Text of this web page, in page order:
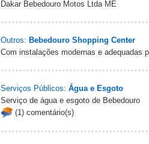
Dakar Bebedouro Motos Ltda ME
Outros: Bebedouro Shopping Center
Com instalações modernas e adequadas
Serviços Públicos: Água e Esgoto
Serviço de água e esgoto de Bebedouro
(1) comentário(s)